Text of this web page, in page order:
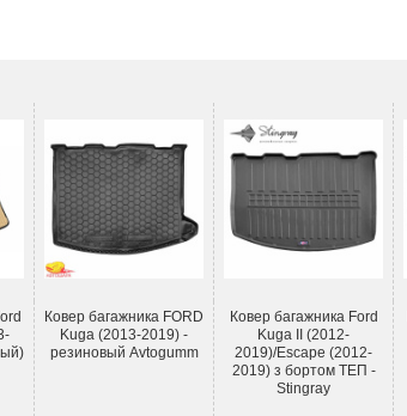
Ковер багажника FORD
Kuga (2013-2019) -
резиновый Avtogumm
Ковер багажника Ford
Kuga II (2012-
2019)/Escape (2012-
2019) з бортом ТЕП -
Stingray